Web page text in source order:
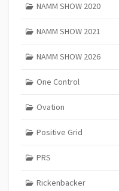
NAMM SHOW 2020
NAMM SHOW 2021
NAMM SHOW 2026
One Control
Ovation
Positive Grid
PRS
Rickenbacker